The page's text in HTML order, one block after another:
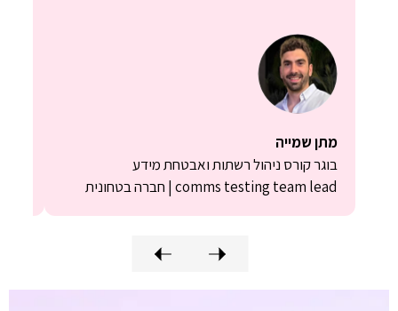
מתן שמייה
בוגר קורס ניהול רשתות ואבטחת מידע
comms testing team lead | חברה בטחונית